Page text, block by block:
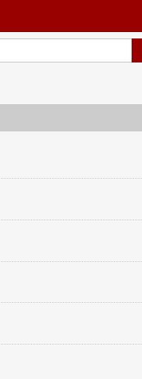
教材出版